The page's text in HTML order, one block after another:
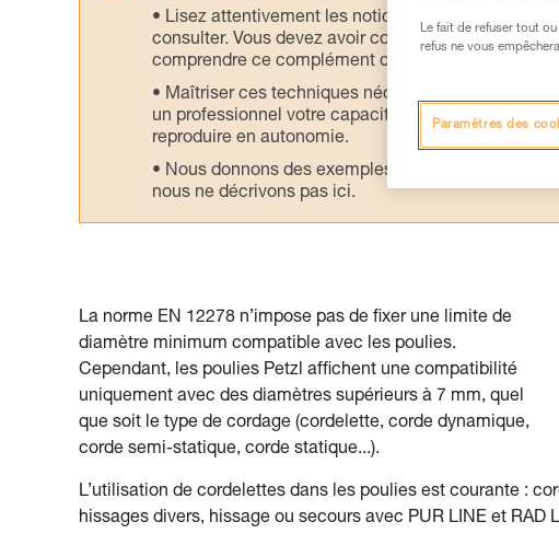
Lisez attentivement les notices techniques des
consulter. Vous devez avoir compris les
comprendre ce complément d’informations.
Maîtriser ces techniques nécessite une formation
un professionnel votre capacité à refaire la
reproduire en autonomie.
Nous donnons des exemples de techniques liées
nous ne décrivons pas ici.
La norme EN 12278 n’impose pas de fixer une limite de
diamètre minimum compatible avec les poulies.
Cependant, les poulies Petzl affichent une compatibilité
uniquement avec des diamètres supérieurs à 7 mm, quel
que soit le type de cordage (cordelette, corde dynamique,
corde semi-statique, corde statique...).
L’utilisation de cordelettes dans les poulies est courante :
hissages divers, hissage ou secours avec PUR LINE et RAD
Le fait de refuser tout
refus ne vous
Paramètres des